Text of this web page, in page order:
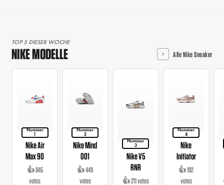
TOP 5 DIESER WOCHE
NIKE MODELLE Alle Nike Sneaker
Nummer
1
Nike Air
Max 90
👍 845
votes
Nummer
2
Nike Mind
001
👍 449
votes
Nummer
3
Nike V5
RNR
👍 211 votes
Nummer
4
Nike
Initiator
👍 192
votes